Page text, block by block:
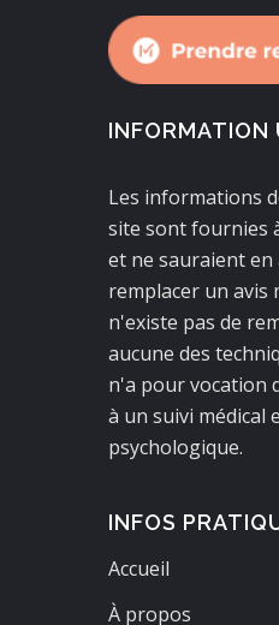
INFORMATION
Les informations
site sont fournies
et ne sauraient en
remplacer un avis
n'existe pas de
aucune des
n'a pour vocation
à un suivi médical
psychologique.
INFOS
Accueil
À propos